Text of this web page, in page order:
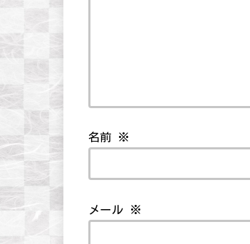
名前 ※
メール ※